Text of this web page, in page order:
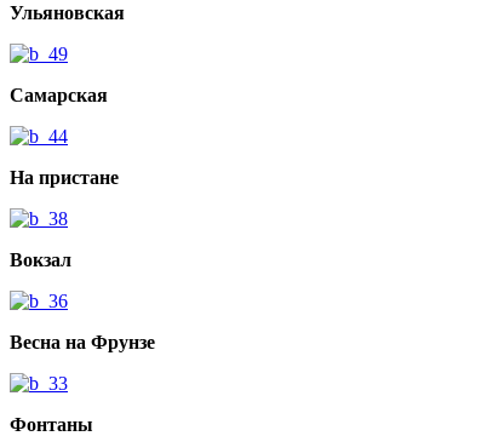
Ульяновская
Самарская
На пристане
Вокзал
Весна на Фрунзе
Фонтаны